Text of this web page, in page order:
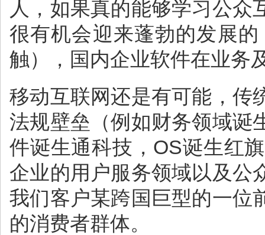
人，如果真的能够学习公
很有机会迎来蓬勃的发展
触），国内企业软件在业务
移动互联网还是有可能，传
法规壁垒（例如财务领域诞
件诞生通科技，OS诞生红
企业的用户服务领域以及公
我们客户某跨国巨型的一位
的消费者群体。